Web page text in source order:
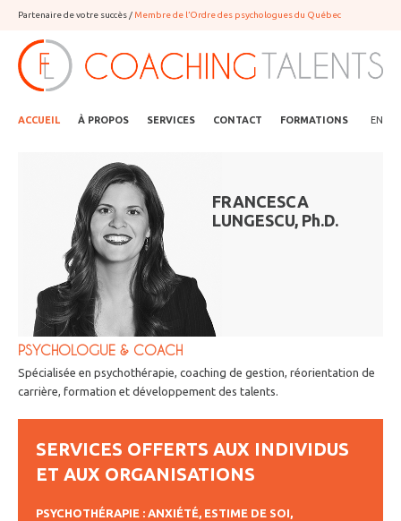
Jump to navigation
Partenaire de votre succès / Membre de l’Ordre des psychologues du Québec
ACCUEIL À PROPOS SERVICES CONTACT FORMATIONS EN
FRANCESCA
LUNGESCU, Ph.D.
PSYCHOLOGUE & COACH
Spécialisée en psychothérapie, coaching de gestion, réorientation de
carrière, formation et développement des talents.
SERVICES OFFERTS AUX INDIVIDUS
ET AUX ORGANISATIONS
PSYCHOTHÉRAPIE : ANXIÉTÉ, ESTIME DE SOI,